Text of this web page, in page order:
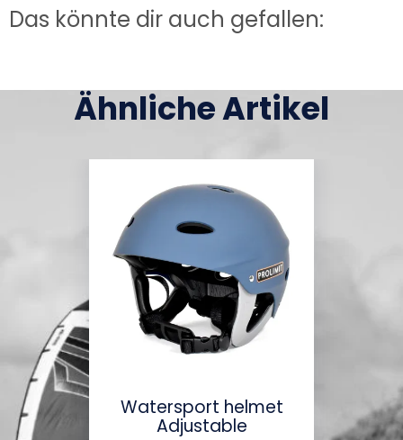
Das könnte dir auch gefallen:
Ähnliche Artikel
Watersport helmet
Adjustable